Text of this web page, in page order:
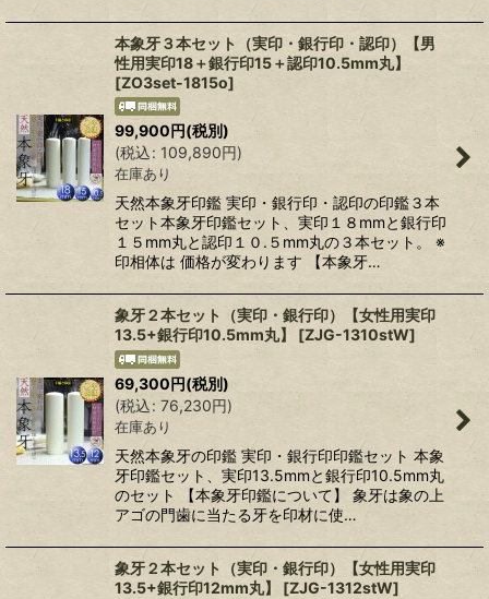
本象牙３本セット（実印・銀行印・認印）【男
性用実印18＋銀行印15＋認印10.5mm丸】
[ZO3set-1815o]
99,900円(税別)
(税込: 109,890円)
在庫あり
天然本象牙印鑑 実印・銀行印・認印の印鑑３本
セット本象牙印鑑セット、実印１８mmと銀行印
１５mm丸と認印１０.５mm丸の３本セット。 ※
印相体は 価格が変わります 【本象牙…
象牙２本セット（実印・銀行印）【女性用実印
13.5+銀行印10.5mm丸】
[ZJG-1310stW]
69,300円(税別)
(税込: 76,230円)
在庫あり
天然本象牙の印鑑 実印・銀行印印鑑セット 本象
牙印鑑セット、実印13.5mmと銀行印10.5mm丸
のセット 【本象牙印鑑について】 象牙は象の上
アゴの門歯に当たる牙を印材に使…
象牙２本セット（実印・銀行印）【女性用実印
13.5+銀行印12mm丸】
[ZJG-1312stW]